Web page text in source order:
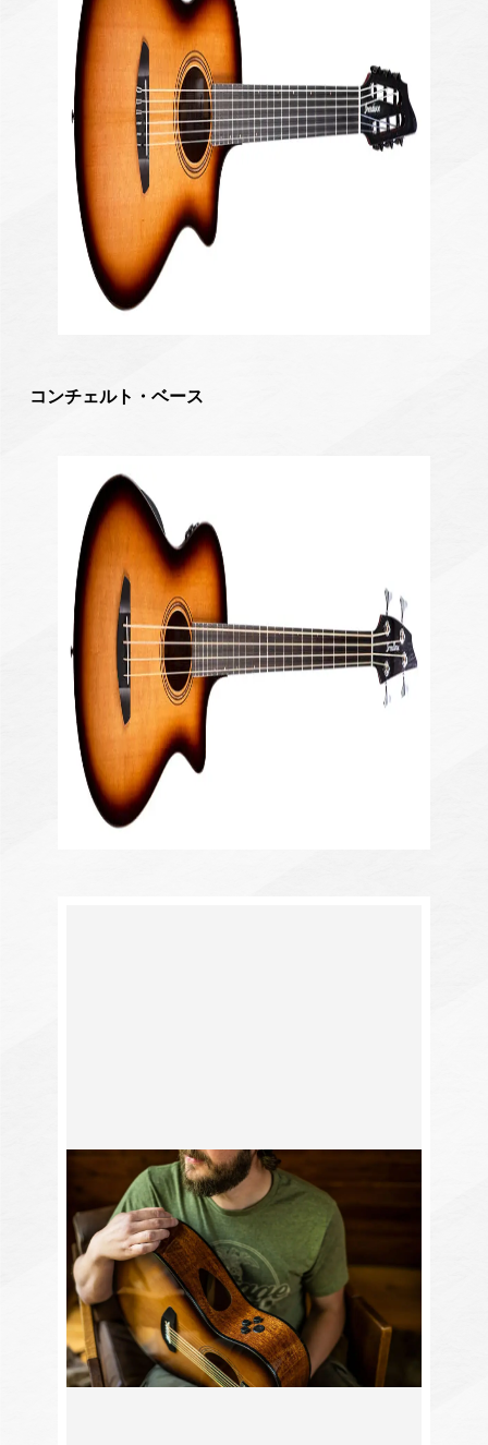
コンチェルト・ベース